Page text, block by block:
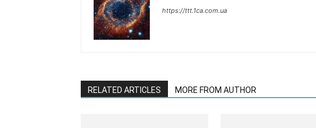
https://ttt.1ca.com.ua
RELATED ARTICLES MORE FROM AUTHOR